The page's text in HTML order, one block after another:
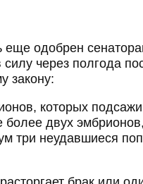
одобрен
через полгода
закону:
которых
более двух
три неудавшиеся